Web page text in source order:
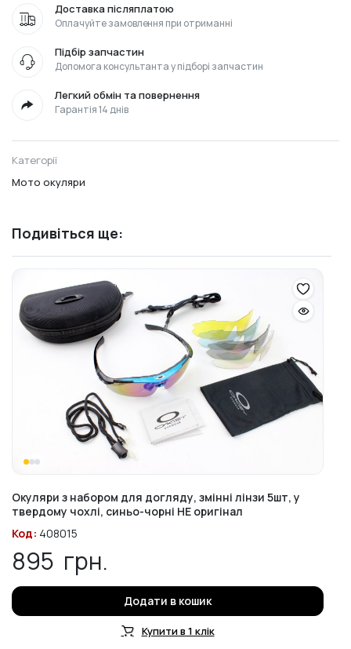
Доставка післяплатою
Оплачуйте замовлення при отриманні
Підбір запчастин
Допомога консультанта у підборі запчастин
Легкий обмін та повернення
Гарантія 14 днів
Категорії
Мото окуляри
Подивіться ще:
Окуляри з набором для догляду, змінні лінзи 5шт, у
твердому чохлі, синьо-чорні НЕ оригінал
Код: 408015
895 грн.
Додати в кошик
Купити в 1 клік